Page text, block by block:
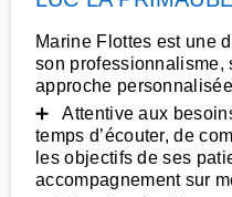
Marine Flottes est une
son professionnalisme,
approche
➕ Attentive aux
temps d’écouter, de
les objectifs de ses
accompagnement sur